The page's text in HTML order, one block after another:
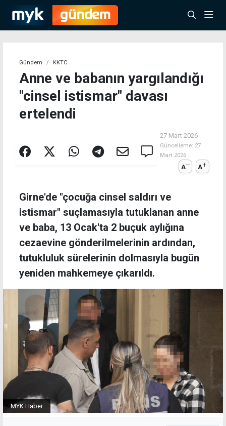
Gündem KKTC
Anne ve babanın yargılandığı
"cinsel istismar" davası
ertelendi
27 Mart 2026
Güncelleme: 27
Mart 2026
A A
Girne'de "çocuğa cinsel saldırı ve
istismar" suçlamasıyla tutuklanan anne
ve baba, 13 Ocak'ta 2 buçuk aylığına
cezaevine gönderilmelerinin ardından,
tutukluluk sürelerinin dolmasıyla bugün
yeniden mahkemeye çıkarıldı.
MYK Haber